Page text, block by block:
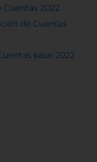
2022
de Cuentas
base 2022